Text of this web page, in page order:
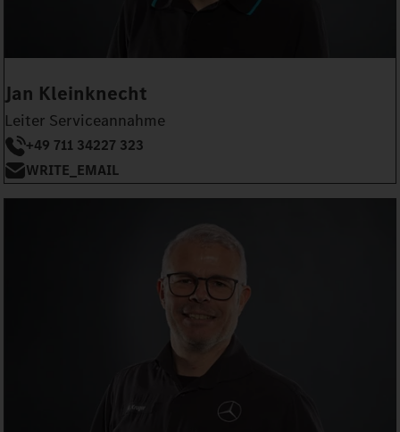
Jan Kleinknecht
Leiter Serviceannahme
+49 711 34227 323
WRITE_EMAIL